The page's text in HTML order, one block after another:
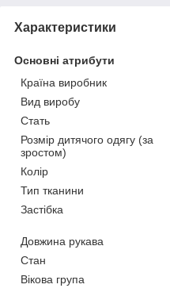
Характеристики
Основні атрибути
Країна виробник
Вид виробу
Стать
Розмір дитячого одягу (за
зростом)
Колір
Тип тканини
Застібка
Довжина рукава
Стан
Вікова група